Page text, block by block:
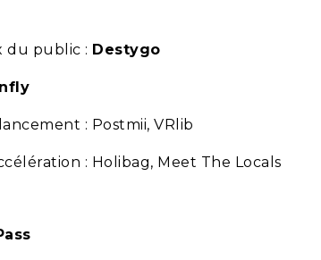
du public : Destygo
: Postmii, VRlib
: Holibag, Meet The Locals